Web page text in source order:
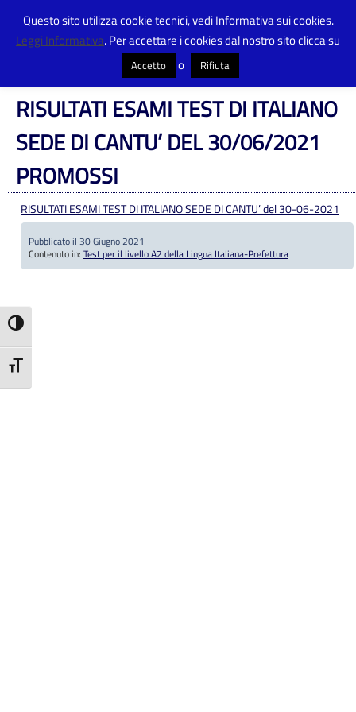
Attiva/disattiva alto contrasto
Attiva/disattiva dimensione testo
Centro Provinciale Istruzione Adulti>Articoli>Test per il livello A2 della
Lingua Italiana-Prefettura>RISULTATI ESAMI TEST DI ITALIANO SEDE DI
CANTU’ DEL 30/06/2021 PROMOSSI
RISULTATI ESAMI TEST DI ITALIANO
SEDE DI CANTU’ DEL 30/06/2021
PROMOSSI
RISULTATI ESAMI TEST DI ITALIANO SEDE DI CANTU’ del 30-06-2021
Pubblicato il 30 Giugno 2021
Contenuto in: Test per il livello A2 della Lingua Italiana-Prefettura
Questo sito utilizza cookie tecnici, vedi Informativa sui cookies.
Leggi Informativa. Per accettare i cookies dal nostro sito clicca su
Accetto o Rifiuta